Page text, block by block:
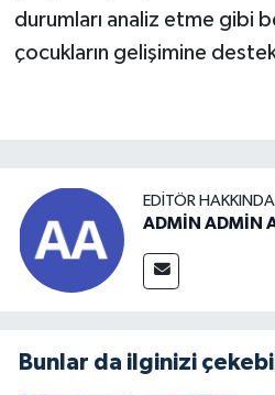
durumları analiz etme gibi
çocukların gelişimine
EDITÖR HAKKINDA
ADMİN ADMİN
Bunlar da ilginizi